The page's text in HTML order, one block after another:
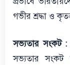
গভীর শ্রদ্ধা ও
সভ্যতার সংকট :
সভ্যতার সংকট